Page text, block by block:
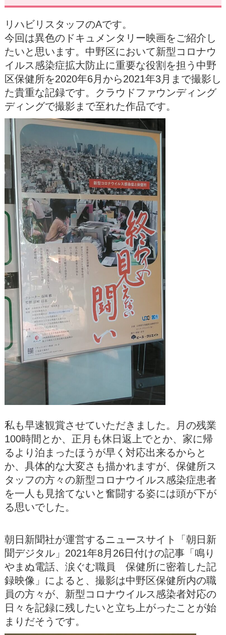
リハビリスタッフのAです。
今回は異色のドキュメンタリー映画をご紹介し
たいと思います。中野区において新型コロナウ
イルス感染症拡大防止に重要な役割を担う中野
区保健所を2020年6月から2021年3月まで撮影し
た貴重な記録です。クラウドファウンディング
ディングで撮影まで至れた作品です。
私も早速観賞させていただきました。月の残業
100時間とか、正月も休日返上でとか、家に帰
るより泊まったほうが早く対応出来るからと
か、具体的な大変さも描かれますが、保健所ス
タッフの方々の新型コロナウイルス感染症患者
を一人も見捨てないと奮闘する姿には頭が下が
る思いでした。
朝日新聞社が運営するニュースサイト「朝日新
聞デジタル」2021年8月26日付けの記事「鳴り
やまぬ電話、涙ぐむ職員 保健所に密着した記
録映像」によると、撮影は中野区保健所内の職
員の方々が、新型コロナウイルス感染者対応の
日々を記録に残したいと立ち上がったことが始
まりだそうです。